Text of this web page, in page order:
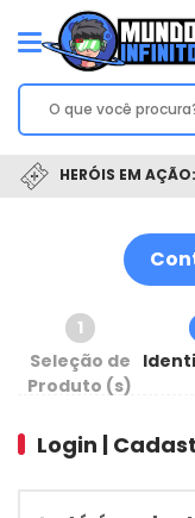
HERÓIS EM
1
Seleção de
Produto (s)
Login |